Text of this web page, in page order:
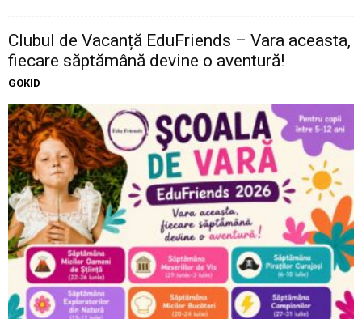
Clubul de Vacanță EduFriends – Vara aceasta,
fiecare săptămână devine o aventură!
GOKID